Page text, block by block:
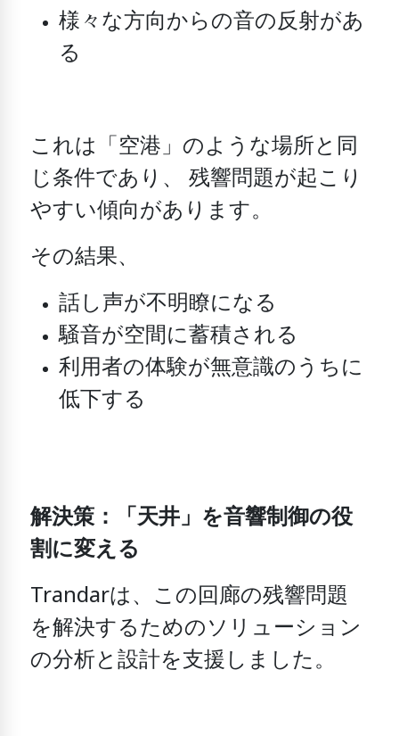
様々な方向からの音の反射があ
る
これは「空港」のような場所と同
じ条件であり、
残響問題が起こり
やすい傾向があります。
その結果、
話し声が不明瞭になる
騒音が空間に蓄積される
利用者の体験が無意識のうちに
低下する
解決策：「天井」を音響制御の役
割に変える
Trandarは、この回廊の残響問題
を解決するためのソリューション
の分析と設計を支援しました。